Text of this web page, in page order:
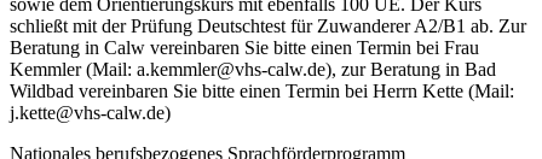
sowie dem Orientierungskurs mit ebenfalls 100 UE. Der Kurs
schließt mit der Prüfung Deutschtest für Zuwanderer A2/B1 ab. Zur
Beratung in Calw vereinbaren Sie bitte einen Termin bei Frau
Kemmler (Mail: a.kemmler@vhs-calw.de), zur Beratung in Bad
Wildbad vereinbaren Sie bitte einen Termin bei Herrn Kette (Mail:
j.kette@vhs-calw.de)
Nationales berufsbezogenes Sprachförderprogramm